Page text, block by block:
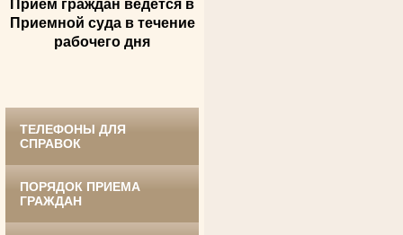
Труженица тыла в годы
Великой Отечественной войны
Судья Белгородского областного суда
в период с 1959 по 1974 гг.
Прием граждан ведется в
Приемной суда в течение
рабочего дня
ТЕЛЕФОНЫ ДЛЯ
СПРАВОК
ПОРЯДОК ПРИЕМА
ГРАЖДАН